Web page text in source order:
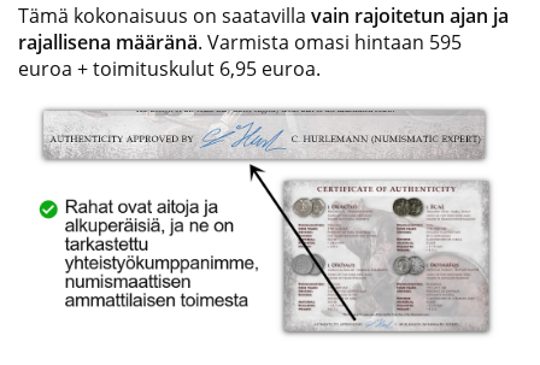
Tämä kokonaisuus on saatavilla vain rajoitetun ajan ja
rajallisena määränä. Varmista omasi hintaan 595
euroa + toimituskulut 6,95 euroa.